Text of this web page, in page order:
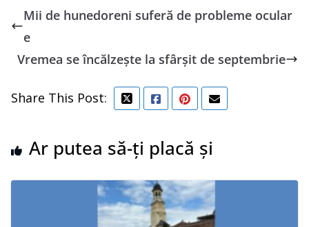
Mii de hunedoreni suferă de probleme ocular
e
Vremea se încălzește la sfârșit de septembrie
Share This Post:
Ar putea să-ți placă și